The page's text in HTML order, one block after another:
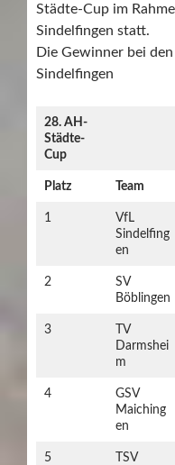
Städte-Cup im
Sindelfingen statt.
Die Gewinner bei
Sindelfingen
28. AH-
Städte-
Cup
Platz Team
1
VfL
Sindelfing
en
2
SV
Böblingen
3
TV
Darmshei
m
4
GSV
Maiching
en
5
TSV